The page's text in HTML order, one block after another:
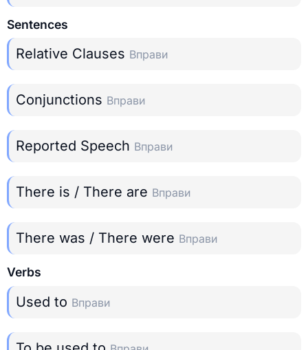
Sentences
Relative Clauses Вправи
Conjunctions Вправи
Reported Speech Вправи
There is / There are Вправи
There was / There were Вправи
Verbs
Used to Вправи